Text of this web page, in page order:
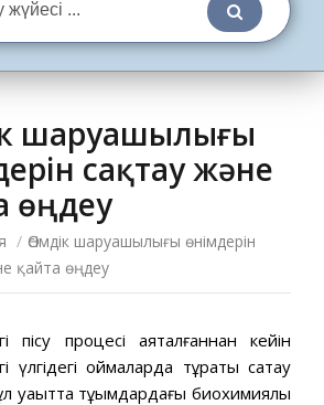
шаруашылығы
сақтау және
өңдеу
/ Өсімдік шаруашылығы өнімдерін
қайта өңдеу
пісу процесі аяқталғаннан кейін
үлгідегі қоймаларда тұрақты сақтау
уақытта тұқымдардағы биохимиялық